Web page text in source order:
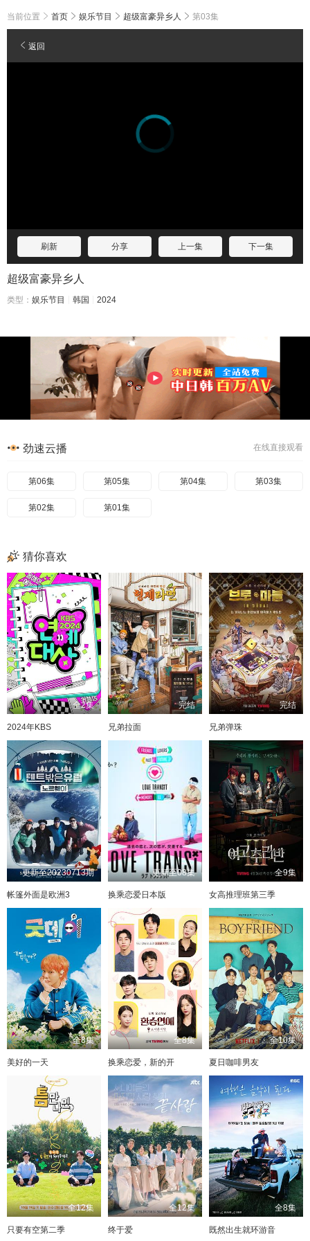
当前位置 首页 娱乐节目 超级富豪异乡人 第03集
返回
刷新 分享 上一集 下一集
超级富豪异乡人
类型： 娱乐节目 韩国 2024
在线直接观看
劲速云播
第06集 第05集 第04集 第03集
第02集 第01集
猜你喜欢
全2集
2024年KBS
完结
兄弟拉面
完结
兄弟弹珠
更新至20230713期
帐篷外面是欧洲3
更新至08集
换乘恋爱日本版
全9集
女高推理班第三季
全8集
美好的一天
全8集
换乘恋爱，新的开
全10集
夏日咖啡男友
全12集
只要有空第二季
全12集
终于爱
全8集
既然出生就环游音